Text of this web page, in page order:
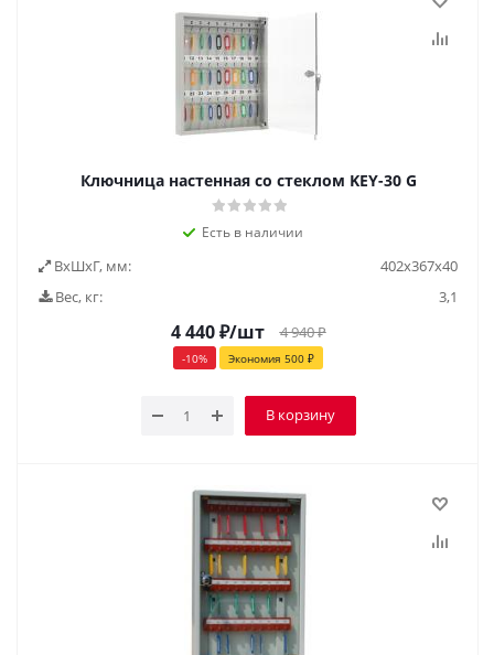
Ключница настенная со стеклом KEY-30 G
Есть в наличии
ВxШxГ, мм:
402x367x40
Вес, кг:
3,1
4 440₽/шт 4 940₽
-10% Экономия 500 ₽
В корзину